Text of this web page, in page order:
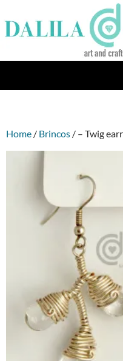
to
content
Home / Brincos / – Twig